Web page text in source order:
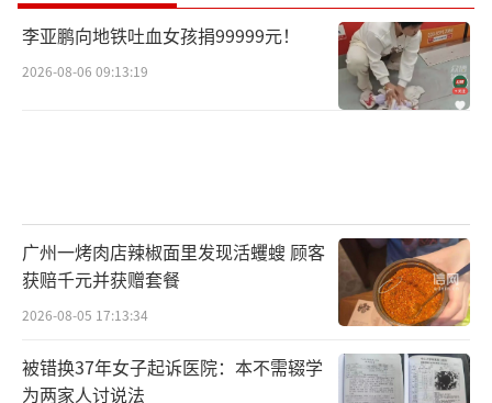
李亚鹏向地铁吐血女孩捐99999元！
2026-08-06 09:13:19
广州一烤肉店辣椒面里发现活蠼螋 顾客
获赔千元并获赠套餐
2026-08-05 17:13:34
被错换37年女子起诉医院：本不需辍学
为两家人讨说法